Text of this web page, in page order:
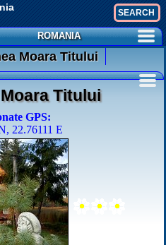
ROMANIA
Moara Titului
Titului
GPS:
22.76111 E